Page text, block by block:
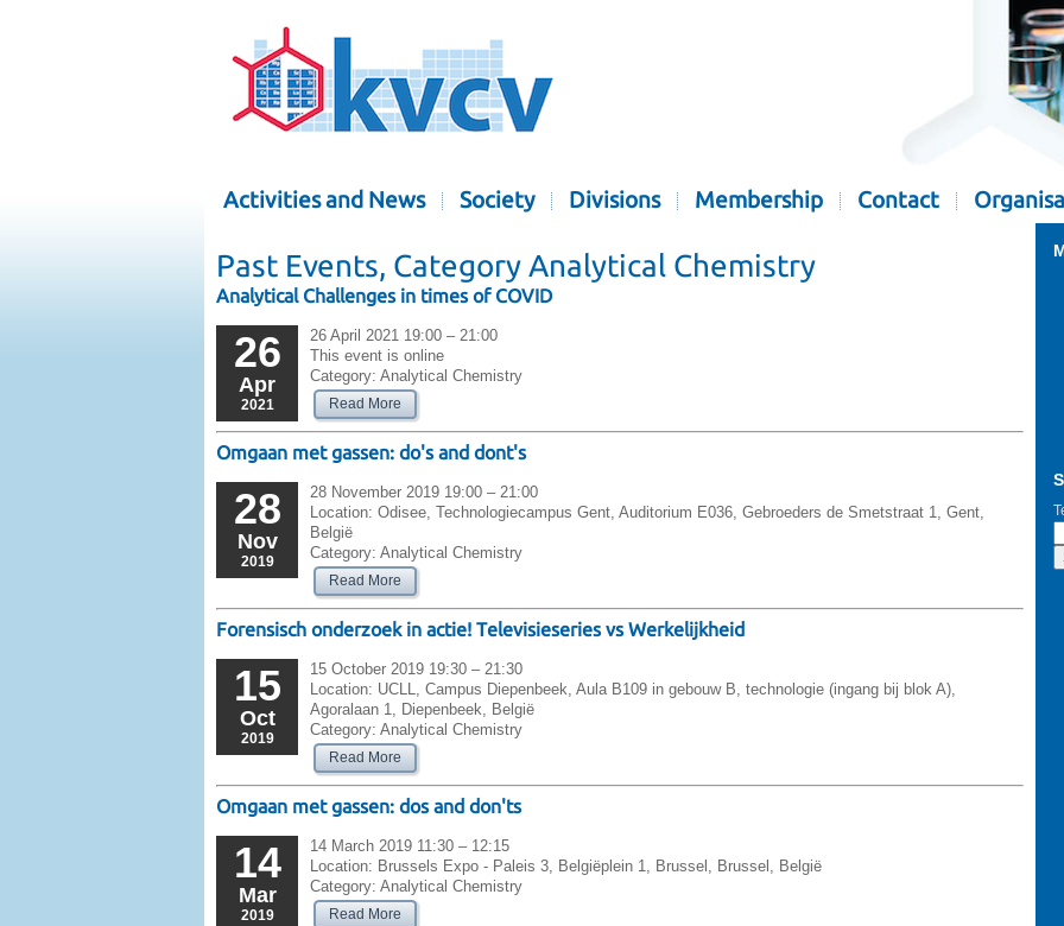
Activities and News Society Divisions Membership Contact
Past Events, Category Analytical Chemistry
Analytical Challenges in times of COVID
26
Apr
2021
26 April 2021 19:00 – 21:00
This event is online
Category: Analytical Chemistry
Read More
Omgaan met gassen: do's and dont's
28
Nov
2019
28 November 2019 19:00 – 21:00
Location: Odisee, Technologiecampus Gent, Auditorium E036, Gebroeders de Smetstraat 1, Gent,
België
Category: Analytical Chemistry
Read More
Forensisch onderzoek in actie! Televisieseries vs Werkelijkheid
15
Oct
2019
15 October 2019 19:30 – 21:30
Location: UCLL, Campus Diepenbeek, Aula B109 in gebouw B, technologie (ingang bij blok A),
Agoralaan 1, Diepenbeek, België
Category: Analytical Chemistry
Read More
Omgaan met gassen: dos and don'ts
14
Mar
2019
14 March 2019 11:30 – 12:15
Location: Brussels Expo - Paleis 3, Belgiëplein 1, Brussel, Brussel, België
Category: Analytical Chemistry
Read More